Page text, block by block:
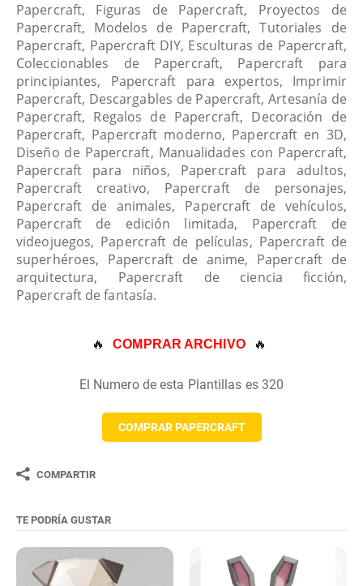
Papercraft, Figuras de Papercraft, Proyectos de
Papercraft, Modelos de Papercraft, Tutoriales de
Papercraft, Papercraft DIY, Esculturas de Papercraft,
Coleccionables de Papercraft, Papercraft para
principiantes, Papercraft para expertos, Imprimir
Papercraft, Descargables de Papercraft, Artesanía de
Papercraft, Regalos de Papercraft, Decoración de
Papercraft, Papercraft moderno, Papercraft en 3D,
Diseño de Papercraft, Manualidades con Papercraft,
Papercraft para niños, Papercraft para adultos,
Papercraft creativo, Papercraft de personajes,
Papercraft de animales, Papercraft de vehículos,
Papercraft de edición limitada, Papercraft de
videojuegos, Papercraft de películas, Papercraft de
superhéroes, Papercraft de anime, Papercraft de
arquitectura, Papercraft de ciencia ficción,
Papercraft de fantasía.
🔥 COMPRAR ARCHIVO 🔥
El Numero de esta Plantillas es 320
COMPRAR PAPERCRAFT
COMPARTIR
TE PODRÍA GUSTAR